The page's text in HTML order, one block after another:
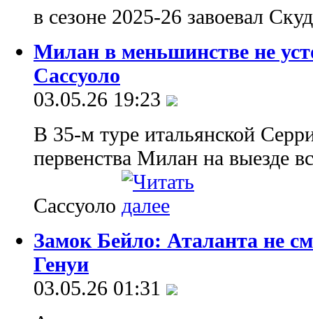
в сезоне 2025-26 завоевал
Милан в меньшинстве не
Сассуоло
03.05.26 19:23
В 35-м туре итальянской
первенства Милан на выезде
Сассуоло
Замок Бейло: Аталанта не
Генуи
03.05.26 01:31